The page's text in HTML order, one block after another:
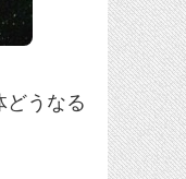
うなる